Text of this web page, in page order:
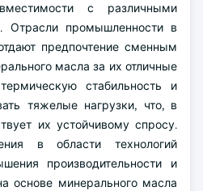
с различными
Отрасли промышленности в
предпочтение сменным
масла за их отличные
стабильность и
тяжелые нагрузки, что, в
их устойчивому спросу.
в области технологий
производительности и
основе минерального масла